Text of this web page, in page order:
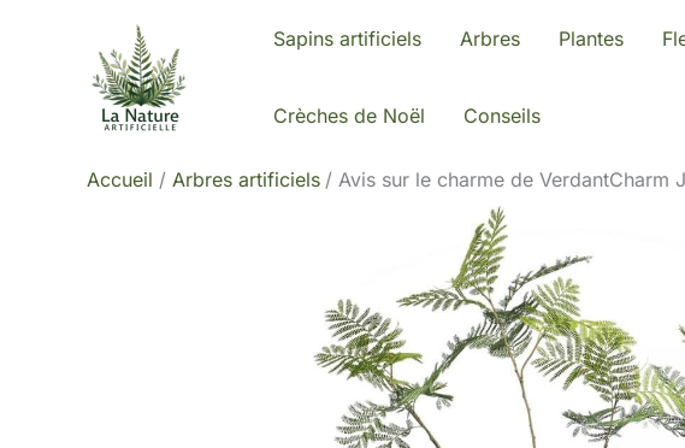
Sapins artificiels Arbres Plantes
Crèches de Noël Conseils
Accueil Arbres artificiels Avis sur le charme de VerdantCharm